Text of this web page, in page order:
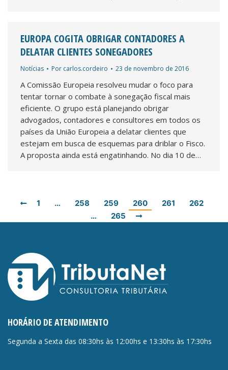
EUROPA COGITA OBRIGAR CONTADORES A
DELATAR CLIENTES SONEGADORES
Notícias Por carlos.cordeiro 23 de novembro de 2016
A Comissão Europeia resolveu mudar o foco para
tentar tornar o combate à sonegação fiscal mais
eficiente. O grupo está planejando obrigar
advogados, contadores e consultores em todos os
países da União Europeia a delatar clientes que
estejam em busca de esquemas para driblar o Fisco.
A proposta ainda está engatinhando. No dia 10 de…
1 … 258 259 260 261
262
…
265
HORÁRIO DE ATENDIMENTO
Segunda a Sexta das 08:30hs às 12:00hs e 13:30hs às 17:30hs